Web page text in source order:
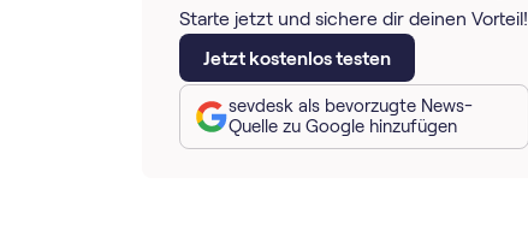
Starte jetzt und sichere dir deinen Vorteil!
Jetzt kostenlos testen
sevdesk als bevorzugte News-
Quelle zu Google hinzufügen